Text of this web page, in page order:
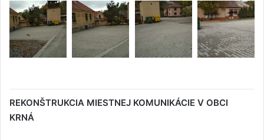
REKONŠTRUKCIA MIESTNEJ KOMUNIKÁCIE V OBCI
KRNÁ